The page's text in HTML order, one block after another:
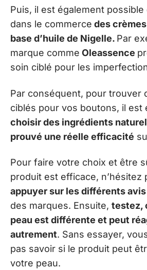
Puis, il est également
dans le commerce des
base d’huile de Nigelle. Par
marque comme Oleassence
soin ciblé pour les
Par conséquent, pour trouver
ciblés pour vos boutons, il est
choisir des ingrédients
prouvé une réelle efficacité
Pour faire votre choix et être
produit est efficace, n’hésitez
appuyer sur les différents
des marques. Ensuite, testez,
peau est différente et peut
autrement. Sans essayer,
pas savoir si le produit peut
votre peau.